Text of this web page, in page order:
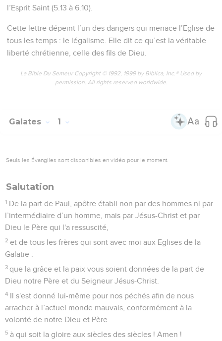
l’Esprit Saint (5.13 à 6.10).
Cette lettre dépeint l’un des dangers qui menace l’Eglise de
tous les temps : le légalisme. Elle dit ce qu’est la véritable
liberté chrétienne, celle des fils de Dieu.
La Bible Du Semeur Copyright © 1992, 1999 by Biblica, Inc.® Used by
permission. All rights reserved worldwide.
Galates 1
Seuls les Évangiles sont disponibles en vidéo pour le moment.
Salutation
1 De la part de Paul, apôtre établi non par des hommes ni par
l’intermédiaire d’un homme, mais par Jésus-Christ et par
Dieu le Père qui l'a ressuscité,
2 et de tous les frères qui sont avec moi aux Eglises de la
Galatie :
3 que la grâce et la paix vous soient données de la part de
Dieu notre Père et du Seigneur Jésus-Christ.
4 Il s'est donné lui-même pour nos péchés afin de nous
arracher à l’actuel monde mauvais, conformément à la
volonté de notre Dieu et Père
5 à qui soit la gloire aux siècles des siècles ! Amen !